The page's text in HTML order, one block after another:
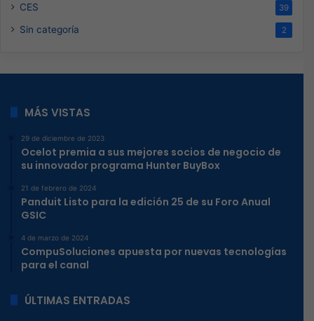
CES 39
Sin categoría 2
MÁS VISTAS
29 de diciembre de 2023
Ocelot premia a sus mejores socios de negocio de
su innovador programa Hunter BuyBox
21 de febrero de 2024
Panduit Listo para la edición 25 de su Foro Anual
GSIC
4 de marzo de 2024
CompuSoluciones apuesta por nuevas tecnologías
para el canal
ÚLTIMAS ENTRADAS